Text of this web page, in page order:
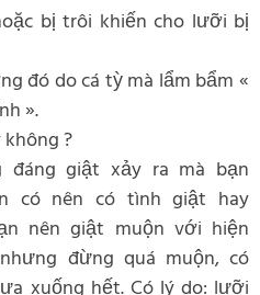
bị trôi khiến cho lưỡi bị
đó do cá tỳ mà lẩm bẩm «
».
?
đáng giật xảy ra mà bạn
có nên có tình giật hay
nên giật muộn với hiện
đừng quá muộn, có